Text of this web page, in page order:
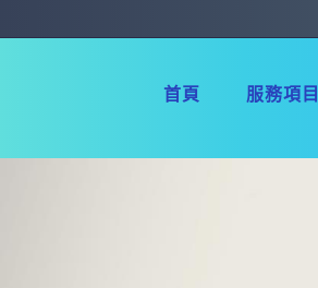
Navigation
首頁 服務項目